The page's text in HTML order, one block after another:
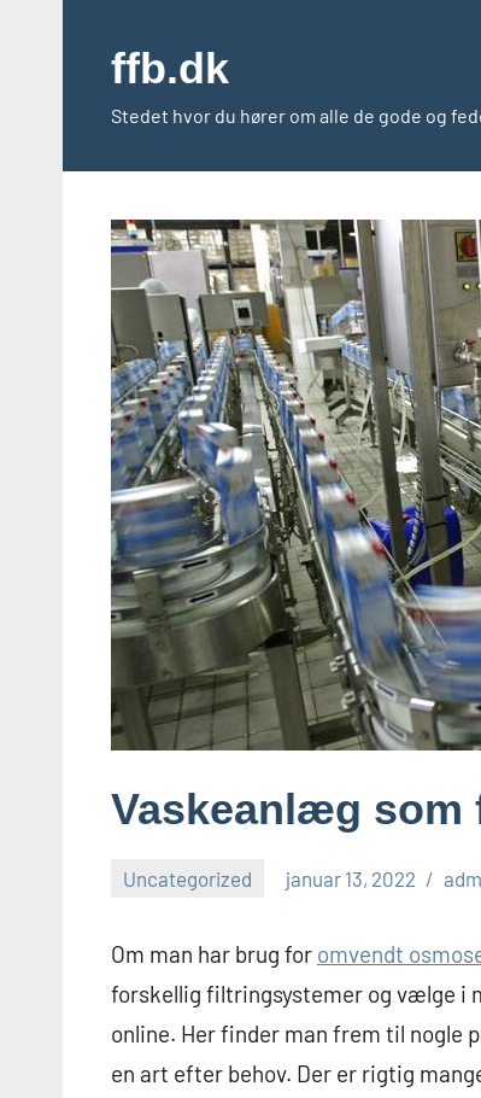
indholdffb.dk
Stedet hvor du hører om alle de gode og
Vaskeanlæg
Uncategorized januar 13, 2022
Om man har brug for omvendt
forskellig filtringsystemer og vælge i
online. Her finder man frem til
en art efter behov. Der er rigtig